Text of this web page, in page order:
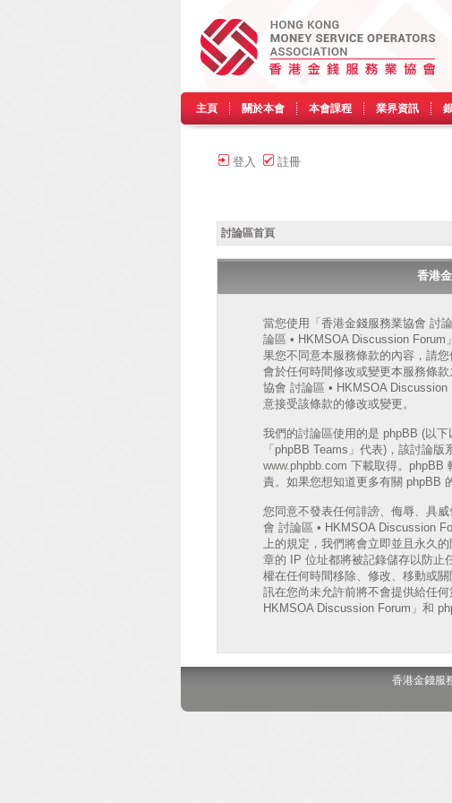
主頁 關於本會 本會課程 業界資訊
登入 註冊
討論區首頁
香港
當您使用「香港金錢服務業協會 討
論區 • HKMSOA Discussion
果您不同意本服務條款的內容，請
會於任何時間修改或變更本服務條
協會 討論區 • HKMSOA
意接受該條款的修改或變更。
我們的討論區使用的是 phpBB (以下
「phpBB Teams」代表)，該討論版
www.phpbb.com 下載取得。phpBB
責。如果您想知道更多有關 phpBB
您同意不發表任何誹謗、侮辱、具
會 討論區 • HKMSOA Discussion
上的規定，我們將會立即並且永久
章的 IP 位址都將被記錄儲存以防止
權在任何時間移除、修改、移動或
訊在您尚未允許前將不會提供給任
HKMSOA Discussion Forum」和
香港金錢服